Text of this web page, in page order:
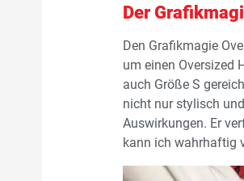
Der
Den Grafikmagie
um einen Oversized
auch Größe S
nicht nur stylisch
Auswirkungen. Er
kann ich wahrhaftig